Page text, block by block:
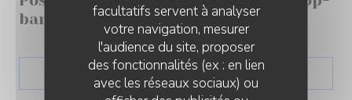
facultatifs servent à analyser
votre navigation, mesurer
l'audience du site, proposer
des fonctionnalités (ex : en lien
avec les réseaux sociaux) ou
bar The People au Havre
LIRE L'ARTICLE ((OUVRE UNE NOUVELLE